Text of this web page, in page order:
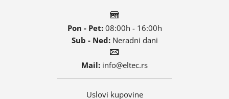
Pon - Pet:08:00h - 16:00h
Sub - Ned:Neradni dani
Mail: info@eltec.rs
Uslovi kupovine